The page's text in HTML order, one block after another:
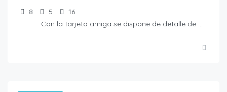
8
5
16
Con la tarjeta amiga se dispone de detalle de bienvenida